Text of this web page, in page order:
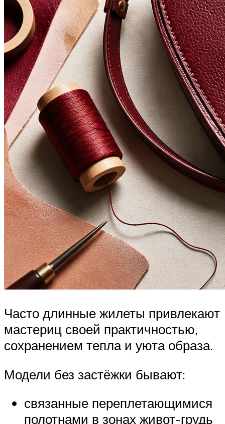
Часто длинные жилеты привлекают
мастериц своей практичностью,
сохранением тепла и уюта образа.
Модели без застёжки бывают:
связанные переплетающимися
полотнами в зонах живот-грудь